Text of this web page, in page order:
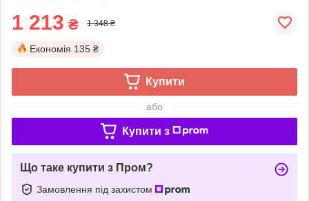
1 213 ₴ 1 348 ₴
Економія 135 ₴
Купити
або
Купити з
Що таке купити з Пром?
Замовлення під захистом